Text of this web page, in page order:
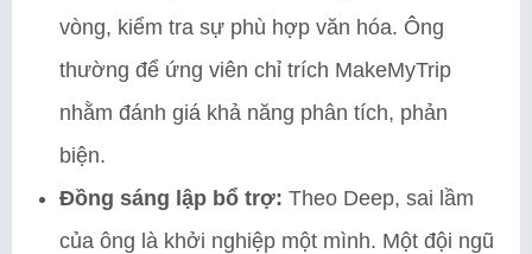
vòng, kiểm tra sự phù hợp văn hóa. Ông
thường để ứng viên chỉ trích MakeMyTrip
nhằm đánh giá khả năng phân tích, phản
biện.
Đồng sáng lập bổ trợ: Theo Deep, sai lầm
của ông là khởi nghiệp một mình. Một đội ngũ